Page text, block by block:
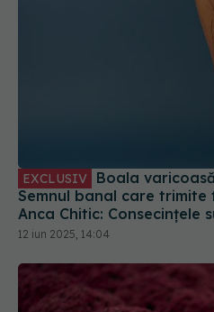
Semnul banal care trimite
Anca Chitic: Consecințele
12 iun 2025, 14:04